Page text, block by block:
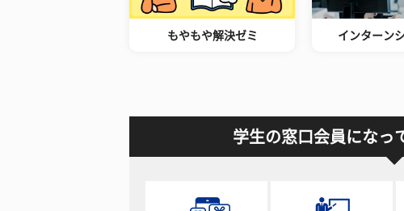
もやもや解決ゼミ インターン
学生の窓口会員になっ